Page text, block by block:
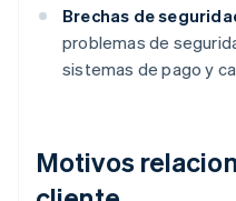
Brechas de
problemas de
sistemas de pago y
Motivos